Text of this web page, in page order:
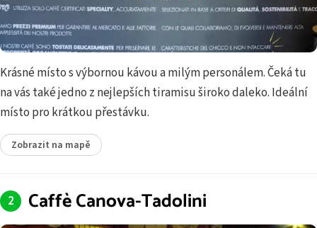
Krásné místo s výbornou kávou a milým personálem. Čeká tu
na vás také jedno z nejlepších tiramisu široko daleko. Ideální
místo pro krátkou přestávku.
Zobrazit na mapě
Caffè Canova-Tadolini